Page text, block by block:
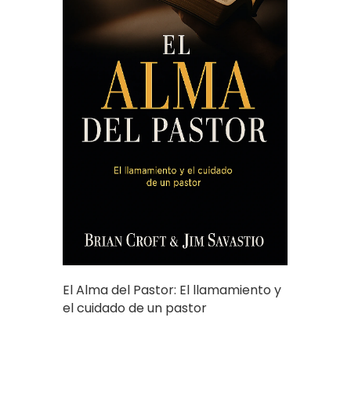
El Alma del Pastor: El llamamiento y
el cuidado de un pastor